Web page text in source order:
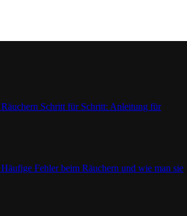
Artikel anzeigen
Räuchern Schritt für Schritt: Anleitung für
Häufige Fehler beim Räuchern und wie man sie